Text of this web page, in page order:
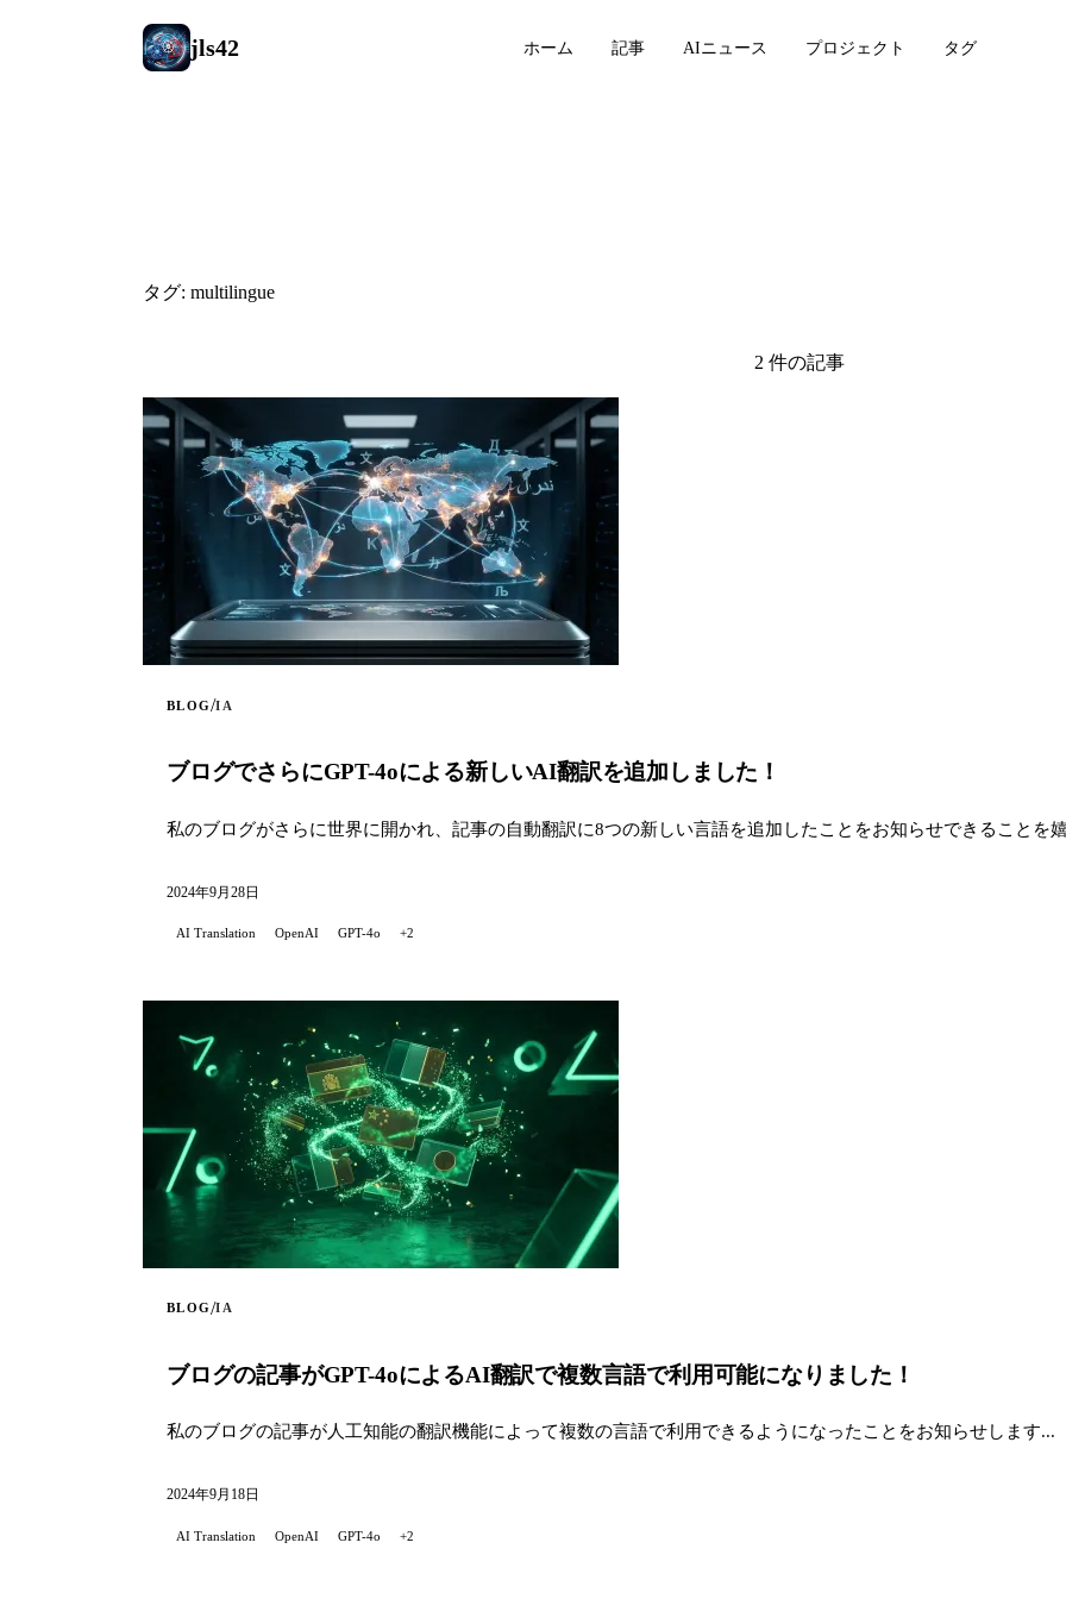
jls42 ホーム 記事 AIニュース プロジェクト タグ
タグ: multilingue
2 件の記事
BLOG/IA
ブログでさらにGPT-4oによる新しいAI翻訳を追加しました！
私のブログがさらに世界に開かれ、記事の自動翻訳に8つの新しい言語を追加したことをお知らせできることを
2024年9月28日
AI Translation OpenAI GPT-4o +2
BLOG/IA
ブログの記事がGPT-4oによるAI翻訳で複数言語で利用可能になりました！
私のブログの記事が人工知能の翻訳機能によって複数の言語で利用できるようになったことをお知らせします...
2024年9月18日
AI Translation OpenAI GPT-4o +2